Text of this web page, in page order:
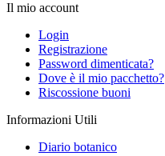
Il mio account
Login
Registrazione
Password dimenticata?
Dove è il mio pacchetto?
Riscossione buoni
Informazioni Utili
Diario botanico